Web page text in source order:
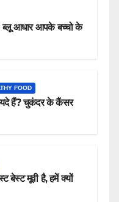
ब्लू आधार आपके बच्चो के
FOOD
हैं? चुकंदर के कैंसर
बेस्ट मूवी है, हमें क्यों